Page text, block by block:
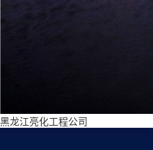
黑龙江亮化工程公司